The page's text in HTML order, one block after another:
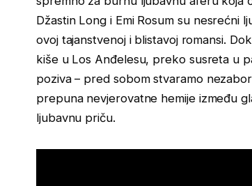
Džastin Long i Emi Rosum su nesrećni
ovoj tajanstvenoj i blistavoj romansi.
kiše u Los Anđelesu, preko susreta u
poziva – pred sobom stvaramo
prepuna nevjerovatne hemije između
ljubavnu priču.